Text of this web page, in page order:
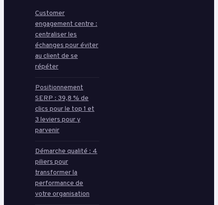
Customer
engagement centre :
centraliser les
échanges pour éviter
au client de se
répéter
Positionnement
SERP : 39,8 % de
clics pour le top 1 et
3 leviers pour y
parvenir
Démarche qualité : 4
piliers pour
transformer la
performance de
votre organisation